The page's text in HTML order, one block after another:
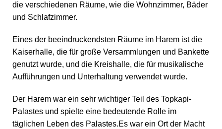
die verschiedenen Räume, wie die Wohnzimmer, Bäder
und Schlafzimmer.
Eines der beeindruckendsten Räume im Harem ist die
Kaiserhalle, die für große Versammlungen und Bankette
genutzt wurde, und die Kreishalle, die für musikalische
Aufführungen und Unterhaltung verwendet wurde.
Der Harem war ein sehr wichtiger Teil des Topkapi-
Palastes und spielte eine bedeutende Rolle im
täglichen Leben des Palastes.Es war ein Ort der Macht